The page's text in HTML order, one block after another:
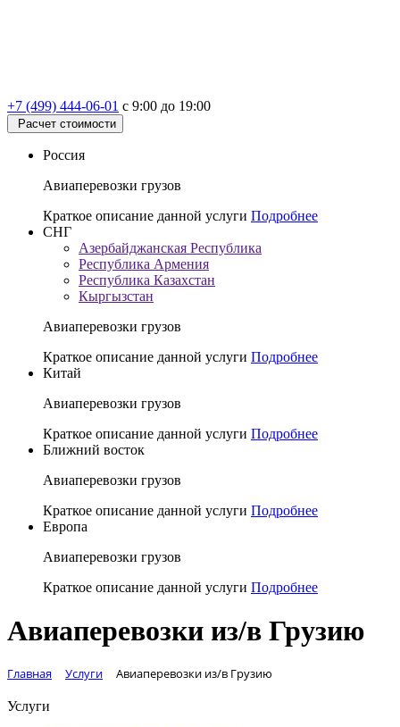
+7 (499) 444-06-01 с 9:00 до 19:00
Расчет стоимости
Россия
Авиаперевозки грузов
Краткое описание данной услуги Подробнее
СНГ
Азербайджанская Республика
Республика Армения
Республика Казахстан
Кыргызстан
Авиаперевозки грузов
Краткое описание данной услуги Подробнее
Китай
Авиаперевозки грузов
Краткое описание данной услуги Подробнее
Ближний восток
Авиаперевозки грузов
Краткое описание данной услуги Подробнее
Европа
Авиаперевозки грузов
Краткое описание данной услуги Подробнее
Авиаперевозки из/в Грузию
Главная Услуги Авиаперевозки из/в Грузию
Услуги